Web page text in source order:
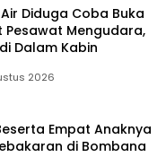
Diduga Coba Buka
Pesawat Mengudara,
Dalam Kabin
2026
Empat Anaknya
di Bombana